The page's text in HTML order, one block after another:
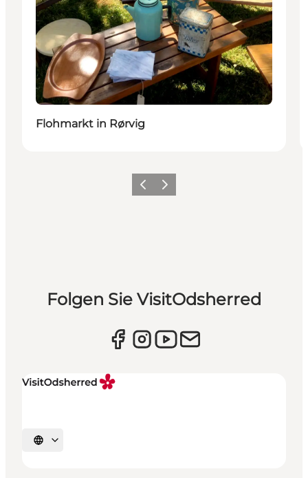
Flohmarkt in Rørvig
Vorherige Folie
Nächste Folie
Folgen Sie VisitOdsherred
Sprache auswählen